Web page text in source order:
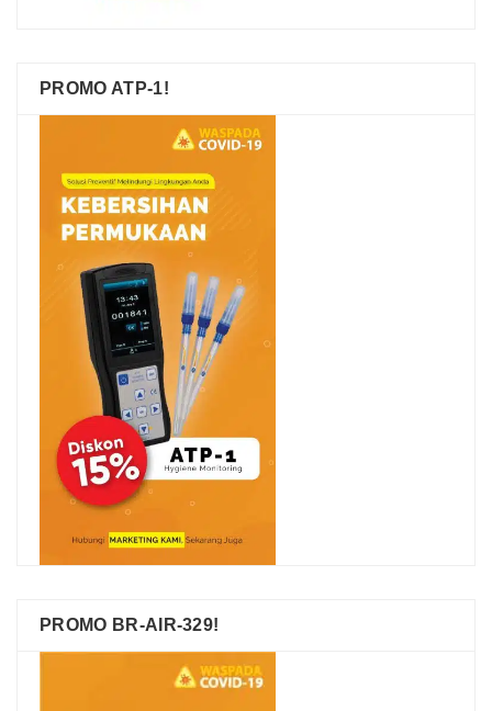
PROMO ATP-1!
PROMO BR-AIR-329!